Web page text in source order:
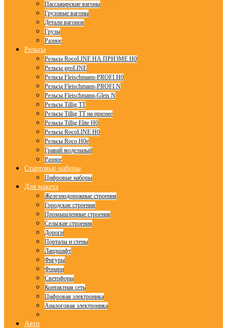
Пассажирские вагоны
Грузовые вагоны
Детали вагонов
Грузы
Разное
Рельсы
Рельсы RocoLINE НА ПРИЗМЕ H0
Рельсы geoLINE
Рельсы Fleischmann-PROFI H0
Рельсы Fleischmann-PROFI N
Рельсы Fleischmann-Gleis N
Рельсы Tillig TT
Рельсы Tillig TT на призме
Рельсы Tillig Elite H0
Рельсы RocoLINE H0
Рельсы Roco H0e
Гравий модельный
Разное
Стартовые наборы
Цифровые наборы
Для макета
Железнодорожные строения
Городские строения
Промышленные строения
Сельские строения
Дороги
Порталы и стены
Ландшафт
Фигуры
Фонари
Светофоры
Контактная сеть
Цифровая электроника
Аналоговая электроника
Авто